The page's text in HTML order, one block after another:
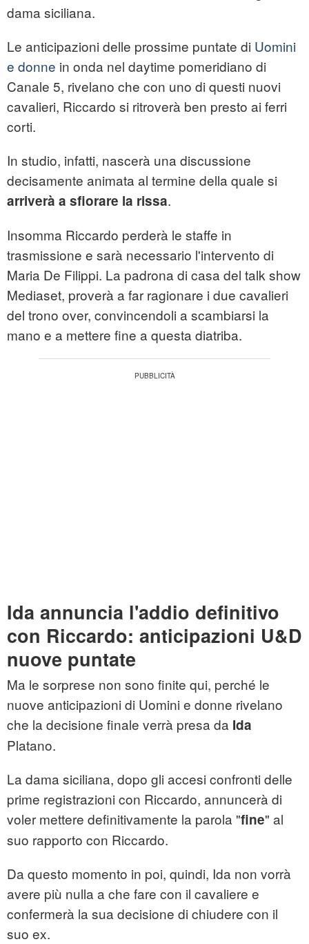
dama siciliana.
Le anticipazioni delle prossime puntate di Uomini
e donne in onda nel daytime pomeridiano di
Canale 5, rivelano che con uno di questi nuovi
cavalieri, Riccardo si ritroverà ben presto ai ferri
corti.
In studio, infatti, nascerà una discussione
decisamente animata al termine della quale si
arriverà a sfiorare la rissa.
Insomma Riccardo perderà le staffe in
trasmissione e sarà necessario l'intervento di
Maria De Filippi. La padrona di casa del talk show
Mediaset, proverà a far ragionare i due cavalieri
del trono over, convincendoli a scambiarsi la
mano e a mettere fine a questa diatriba.
Ida annuncia l'addio definitivo
con Riccardo: anticipazioni U&D
nuove puntate
Ma le sorprese non sono finite qui, perché le
nuove anticipazioni di Uomini e donne rivelano
che la decisione finale verrà presa da Ida
Platano.
La dama siciliana, dopo gli accesi confronti delle
prime registrazioni con Riccardo, annuncerà di
voler mettere definitivamente la parola "fine" al
suo rapporto con Riccardo.
Da questo momento in poi, quindi, Ida non vorrà
avere più nulla a che fare con il cavaliere e
confermerà la sua decisione di chiudere con il
suo ex.